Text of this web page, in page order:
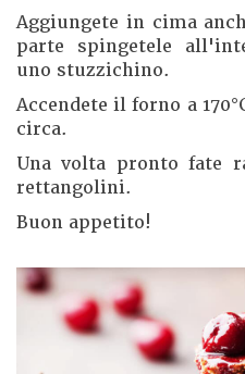
Aggiungete in cima
parte spingetele
uno stuzzichino.
Accendete il forno a
circa.
Una volta pronto fate
rettangolini.
Buon appetito!